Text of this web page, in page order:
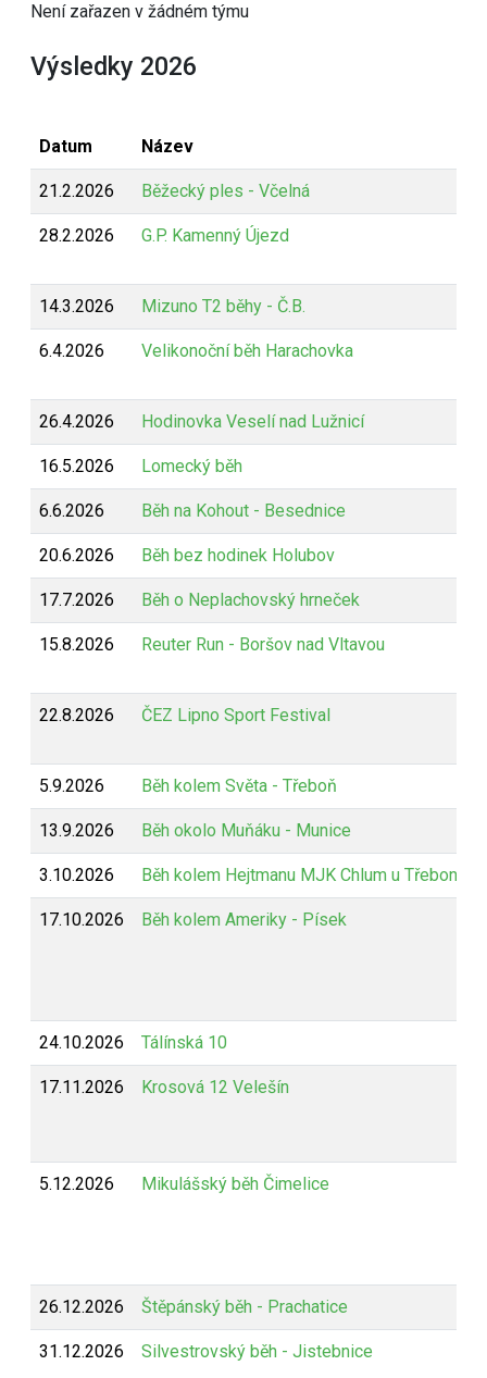
Není zařazen v žádném týmu
Výsledky 2026
Datum Název
21.2.2026 Běžecký ples - Včelná
28.2.2026 G.P. Kamenný Újezd
14.3.2026 Mizuno T2 běhy - Č.B.
6.4.2026 Velikonoční běh Harachovka
26.4.2026 Hodinovka Veselí nad Lužnicí
16.5.2026 Lomecký běh
6.6.2026 Běh na Kohout - Besednice
20.6.2026 Běh bez hodinek Holubov
17.7.2026 Běh o Neplachovský hrneček
15.8.2026 Reuter Run - Boršov nad Vltavou
22.8.2026 ČEZ Lipno Sport Festival
5.9.2026 Běh kolem Světa - Třeboň
13.9.2026 Běh okolo Muňáku - Munice
3.10.2026 Běh kolem Hejtmanu MJK Chlum u Třeboně
17.10.2026 Běh kolem Ameriky - Písek
24.10.2026 Tálínská 10
17.11.2026 Krosová 12 Velešín
5.12.2026 Mikulášský běh Čimelice
26.12.2026 Štěpánský běh - Prachatice
31.12.2026 Silvestrovský běh - Jistebnice